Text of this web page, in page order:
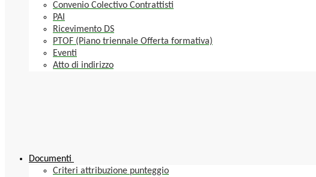
Convenio Colectivo Contrattisti
PAI
Ricevimento DS
PTOF (Piano triennale Offerta formativa)
Eventi
Atto di indirizzo
Documenti
Criteri attribuzione punteggio